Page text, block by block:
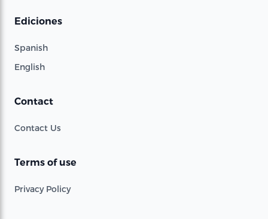
Ediciones
Spanish
English
Contact
Contact Us
Terms of use
Privacy Policy